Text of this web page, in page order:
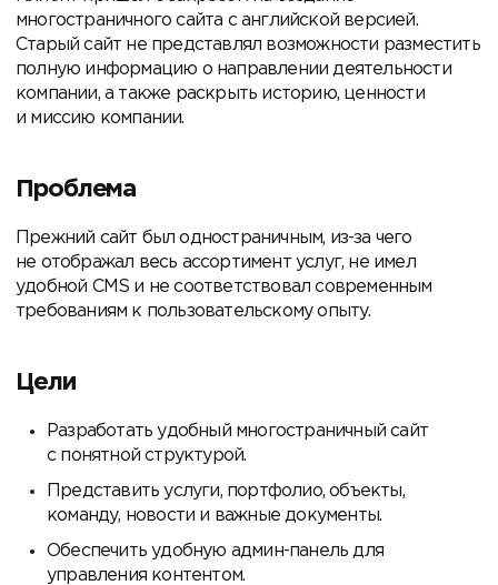
многостраничного сайта с английской версией.
Старый сайт не представлял возможности разместить
полную информацию о направлении деятельности
компании, а также раскрыть историю, ценности
и миссию компании.
Проблема
Прежний сайт был одностраничным, из-за чего
не отображал весь ассортимент услуг, не имел
удобной CMS и не соответствовал современным
требованиям к пользовательскому опыту.
Цели
Разработать удобный многостраничный сайт
с понятной структурой.
Представить услуги, портфолио, объекты,
команду, новости и важные документы.
Обеспечить удобную админ-панель для
управления контентом.